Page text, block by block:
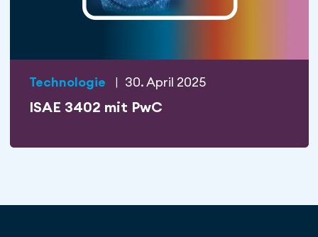
Technologie | 30. April 2025
ISAE 3402 mit PwC